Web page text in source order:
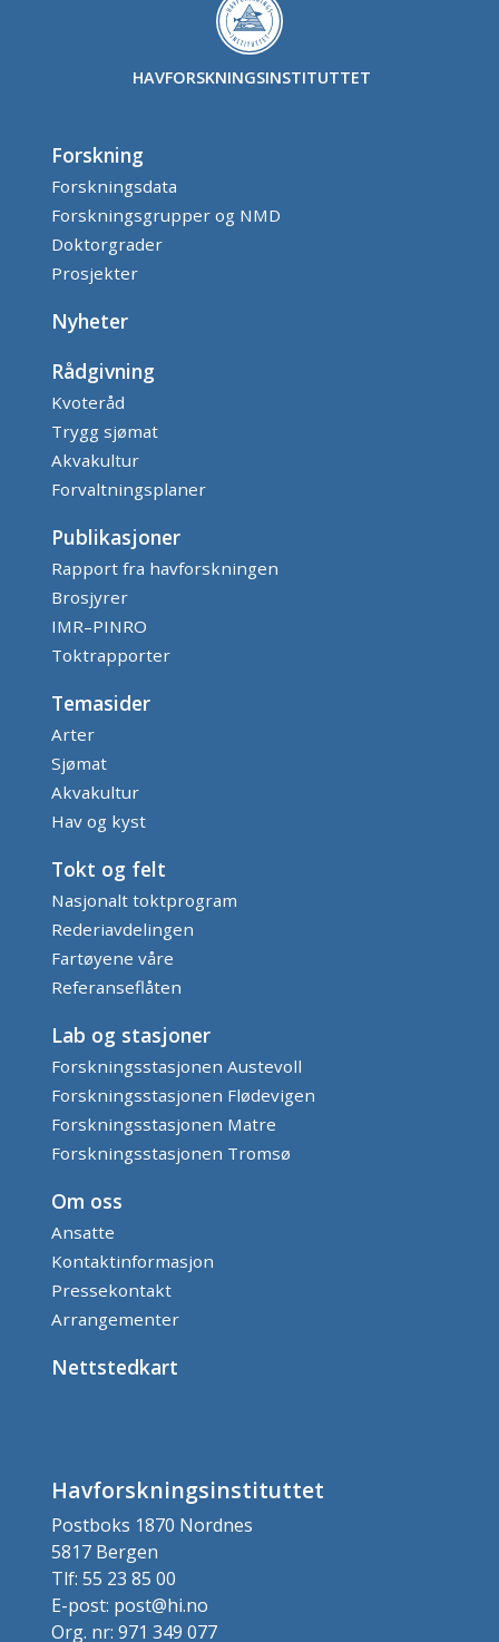
HAVFORSKNINGSINSTITUTTET
Forskning
Forskningsdata
Forskningsgrupper og NMD
Doktorgrader
Prosjekter
Nyheter
Rådgivning
Kvoteråd
Trygg sjømat
Akvakultur
Forvaltningsplaner
Publikasjoner
Rapport fra havforskningen
Brosjyrer
IMR–PINRO
Toktrapporter
Temasider
Arter
Sjømat
Akvakultur
Hav og kyst
Tokt og felt
Nasjonalt toktprogram
Rederiavdelingen
Fartøyene våre
Referanseflåten
Lab og stasjoner
Forskningsstasjonen Austevoll
Forskningsstasjonen Flødevigen
Forskningsstasjonen Matre
Forskningsstasjonen Tromsø
Om oss
Ansatte
Kontaktinformasjon
Pressekontakt
Arrangementer
Nettstedkart
Havforskningsinstituttet
Postboks 1870 Nordnes
5817 Bergen
Tlf: 55 23 85 00
E-post: post@hi.no
Org. nr: 971 349 077